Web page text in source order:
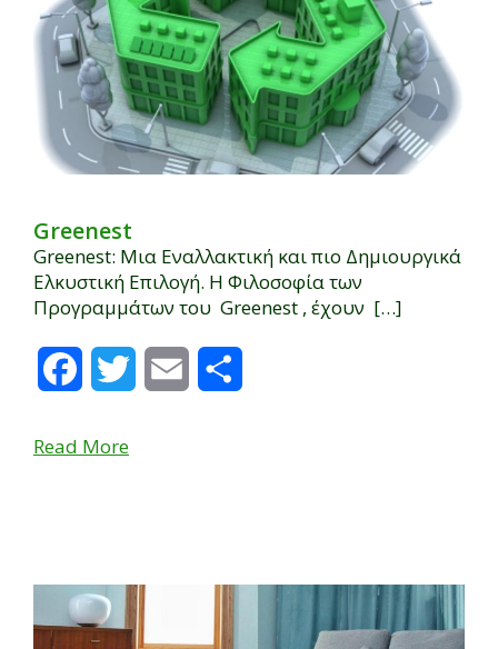
Greenest
Greenest: Μια Εναλλακτική και πιο Δημιουργικά
Ελκυστική Επιλογή. Η Φιλοσοφία των
Προγραμμάτων του Greenest , έχουν […]
FacebookTwitter Email
Read More